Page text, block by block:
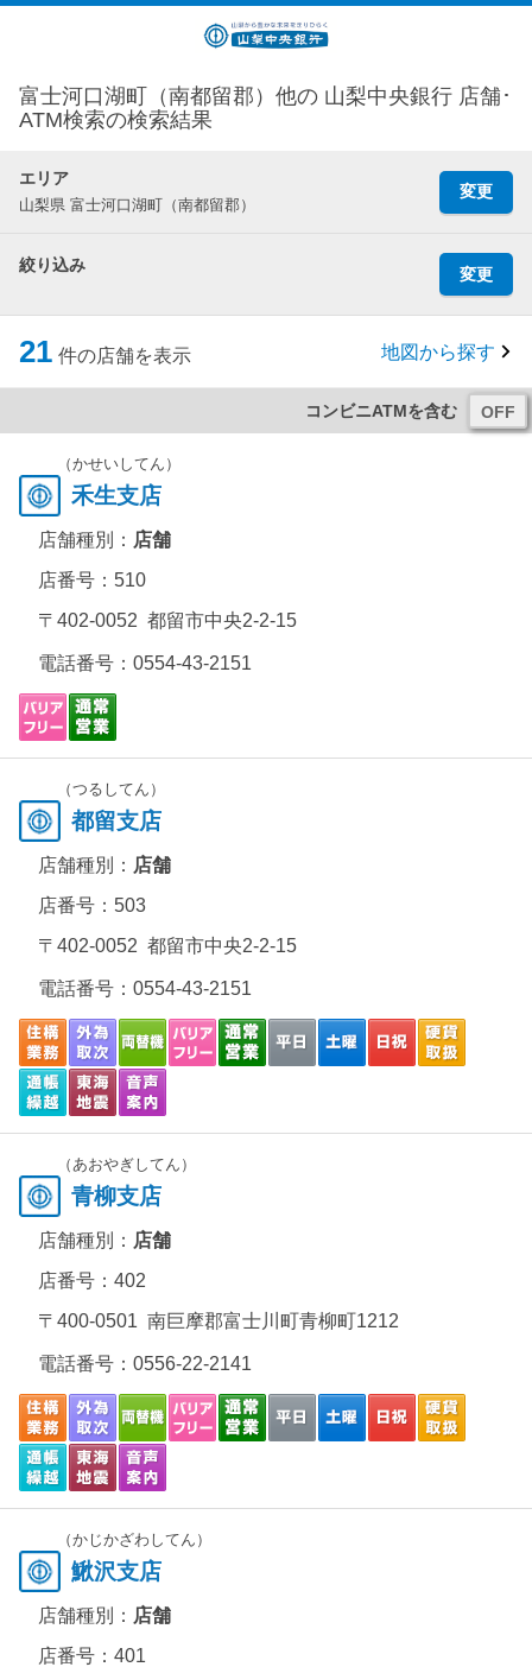
富士河口湖町（南都留郡）他の 山梨中央銀行 店舗･
ATM検索の検索結果
エリア
山梨県 富士河口湖町（南都留郡）
変更
絞り込み 変更
21 件の店舗を表示 地図から探す
コンビニATMを含む
（かせいしてん）
禾生支店
店舗種別： 店舗
店番号：510
〒402-0052 都留市中央2-2-15
電話番号： 0554-43-2151
（つるしてん）
都留支店
店舗種別： 店舗
店番号：503
〒402-0052 都留市中央2-2-15
電話番号： 0554-43-2151
（あおやぎしてん）
青柳支店
店舗種別： 店舗
店番号：402
〒400-0501 南巨摩郡富士川町青柳町1212
電話番号： 0556-22-2141
（かじかざわしてん）
鰍沢支店
店舗種別： 店舗
店番号：401